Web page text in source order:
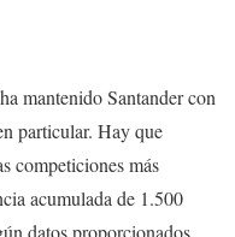
mantenido Santander con
particular. Hay que
competiciones más
acumulada de 1.500
datos proporcionados